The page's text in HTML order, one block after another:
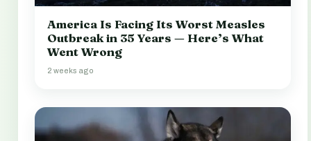
America Is Facing Its Worst Measles
Outbreak in 35 Years — Here’s What
Went Wrong
2 weeks ago